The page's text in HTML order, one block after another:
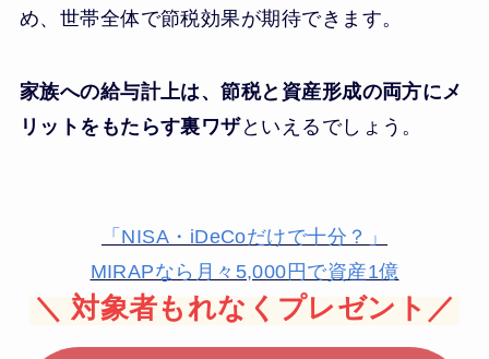
め、世帯全体で節税効果が期待できます。
家族への給与計上は、節税と資産形成の両方にメ
リットをもたらす裏ワザといえるでしょう。
「NISA・iDeCoだけで十分？」
MIRAPなら月々5,000円で資産1億
＼ 対象者もれなくプレゼント／